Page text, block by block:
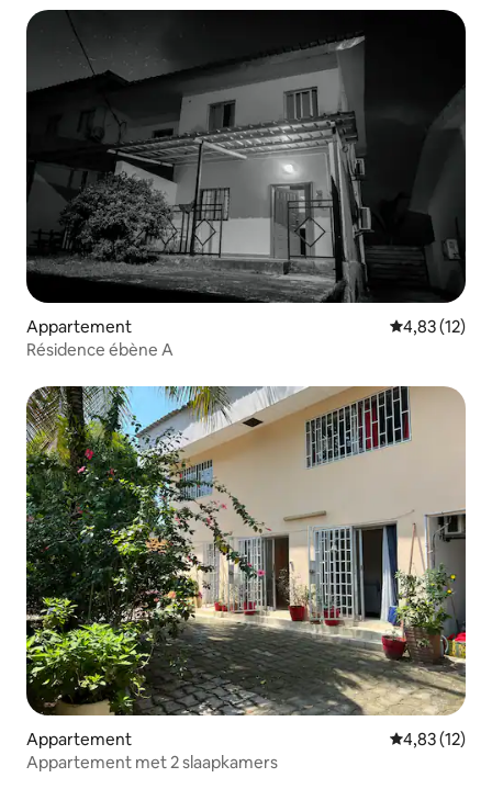
Appartement Gemiddelde
4,83 (12)
Résidence ébène A
Appartement Gemiddelde
4,83 (12)
Appartement met 2 slaapkamers